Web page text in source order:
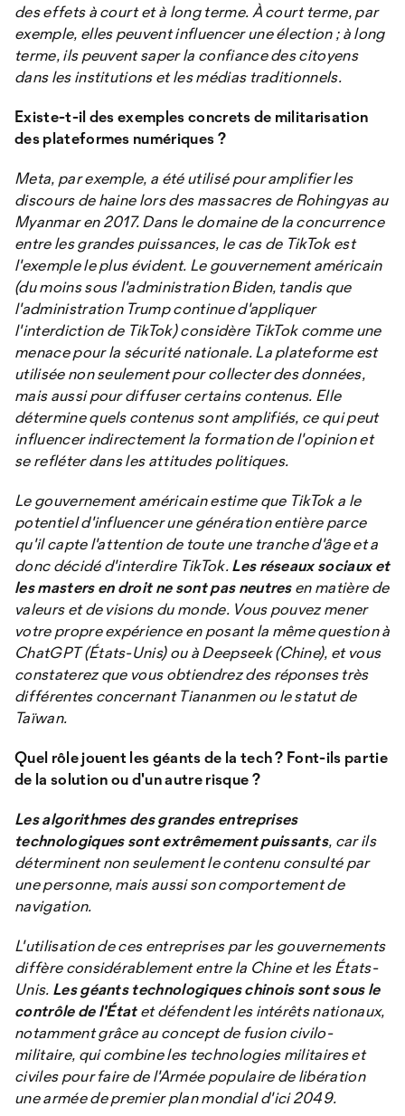
des effets à court et à long terme. À court terme, par
exemple, elles peuvent influencer une élection ; à long
terme, ils peuvent saper la confiance des citoyens
dans les institutions et les médias traditionnels.
Existe-t-il des exemples concrets de militarisation
des plateformes numériques ?
Meta, par exemple, a été utilisé pour amplifier les
discours de haine lors des massacres de Rohingyas au
Myanmar en 2017. Dans le domaine de la concurrence
entre les grandes puissances, le cas de TikTok est
l'exemple le plus évident. Le gouvernement américain
(du moins sous l'administration Biden, tandis que
l'administration Trump continue d'appliquer
l'interdiction de TikTok) considère TikTok comme une
menace pour la sécurité nationale. La plateforme est
utilisée non seulement pour collecter des données,
mais aussi pour diffuser certains contenus. Elle
détermine quels contenus sont amplifiés, ce qui peut
influencer indirectement la formation de l'opinion et
se refléter dans les attitudes politiques.
Le gouvernement américain estime que TikTok a le
potentiel d'influencer une génération entière parce
qu'il capte l'attention de toute une tranche d'âge et a
donc décidé d'interdire TikTok.Les réseaux sociaux et
les masters en droit ne sont pas neutresen matière de
valeurs et de visions du monde. Vous pouvez mener
votre propre expérience en posant la même question à
ChatGPT (États-Unis) ou à Deepseek (Chine), et vous
constaterez que vous obtiendrez des réponses très
différentes concernant Tiananmen ou le statut de
Taïwan.
Quel rôle jouent les géants de la tech ? Font-ils partie
de la solution ou d'un autre risque ?
Les algorithmes des grandes entreprises
technologiques sont extrêmement puissants, car ils
déterminent non seulement le contenu consulté par
une personne, mais aussi son comportement de
navigation.
L'utilisation de ces entreprises par les gouvernements
diffère considérablement entre la Chine et les États-
Unis. Les géants technologiques chinois sont sous le
contrôle de l'Étatet défendent les intérêts nationaux,
notamment grâce au concept de fusion civilo-
militaire, qui combine les technologies militaires et
civiles pour faire de l'Armée populaire de libération
une armée de premier plan mondial d'ici 2049.